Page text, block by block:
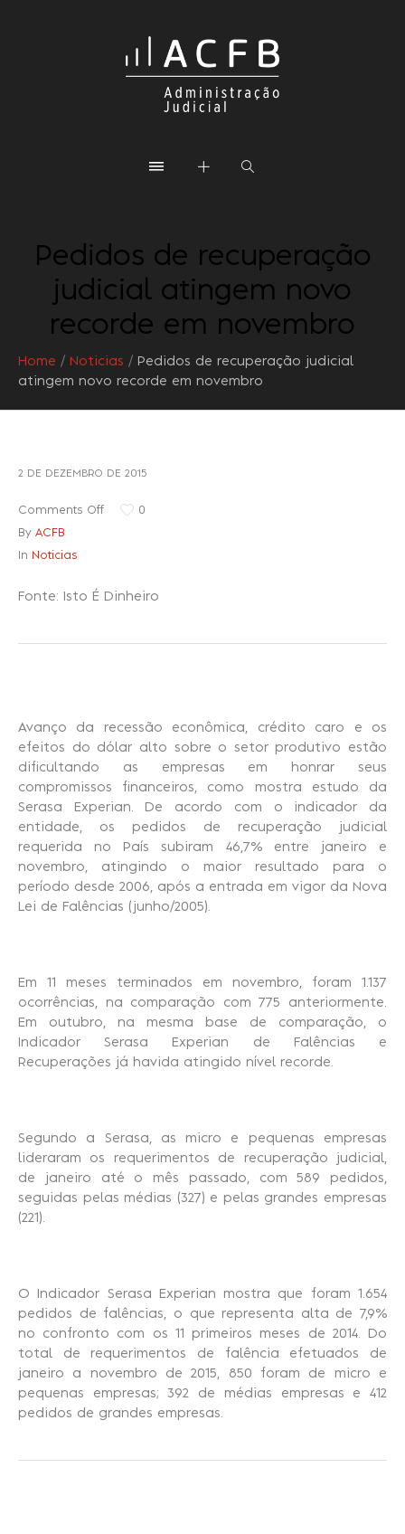
Pedidos de recuperação
judicial atingem novo
recorde em novembro
Home / Noticias / Pedidos de recuperação judicial
atingem novo recorde em novembro
2 DE DEZEMBRO DE 2015
Comments Off 0
By ACFB
In Noticias
Fonte: Isto É Dinheiro
Avanço da recessão econômica, crédito caro e os
efeitos do dólar alto sobre o setor produtivo estão
dificultando as empresas em honrar seus
compromissos financeiros, como mostra estudo da
Serasa Experian. De acordo com o indicador da
entidade, os pedidos de recuperação judicial
requerida no País subiram 46,7% entre janeiro e
novembro, atingindo o maior resultado para o
período desde 2006, após a entrada em vigor da Nova
Lei de Falências (junho/2005).
Em 11 meses terminados em novembro, foram 1.137
ocorrências, na comparação com 775 anteriormente.
Em outubro, na mesma base de comparação, o
Indicador Serasa Experian de Falências e
Recuperações já havida atingido nível recorde.
Segundo a Serasa, as micro e pequenas empresas
lideraram os requerimentos de recuperação judicial,
de janeiro até o mês passado, com 589 pedidos,
seguidas pelas médias (327) e pelas grandes empresas
(221).
O Indicador Serasa Experian mostra que foram 1.654
pedidos de falências, o que representa alta de 7,9%
no confronto com os 11 primeiros meses de 2014. Do
total de requerimentos de falência efetuados de
janeiro a novembro de 2015, 850 foram de micro e
pequenas empresas; 392 de médias empresas e 412
pedidos de grandes empresas.